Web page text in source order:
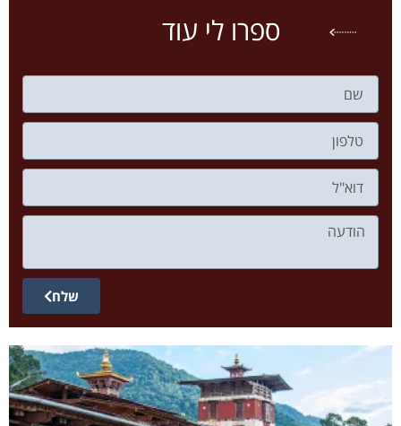
ספרו לי עוד
שלח